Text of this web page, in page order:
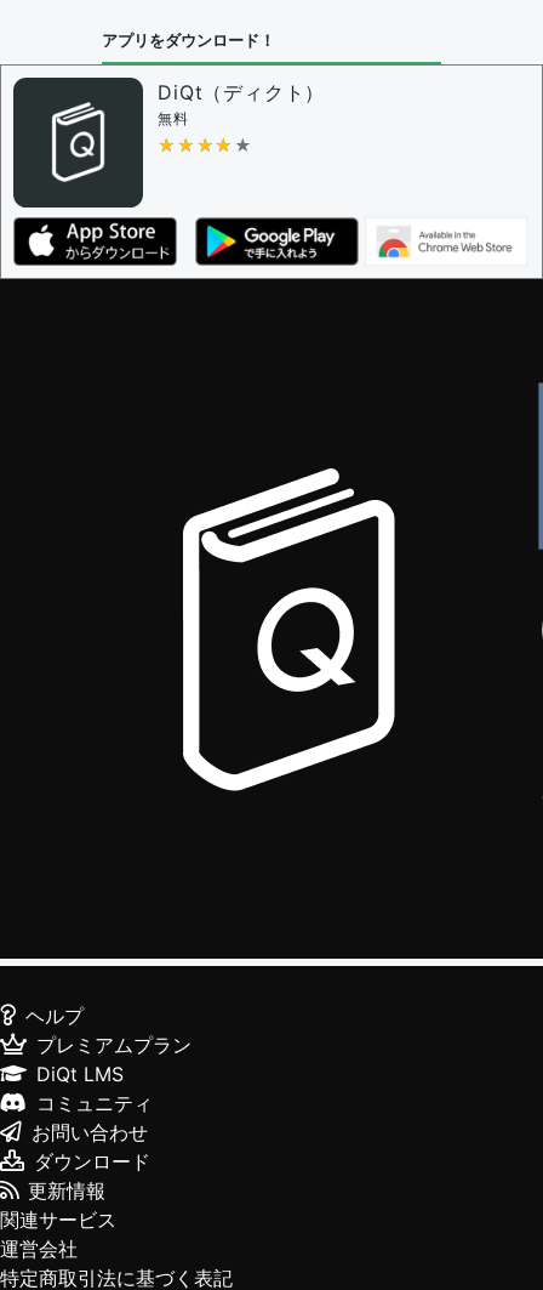
アプリをダウンロード！
DiQt（ディクト）
無料
★★★★★
★★★★★
ヘルプ
プレミアムプラン
DiQt LMS
コミュニティ
お問い合わせ
ダウンロード
更新情報
関連サービス
運営会社
特定商取引法に基づく表記